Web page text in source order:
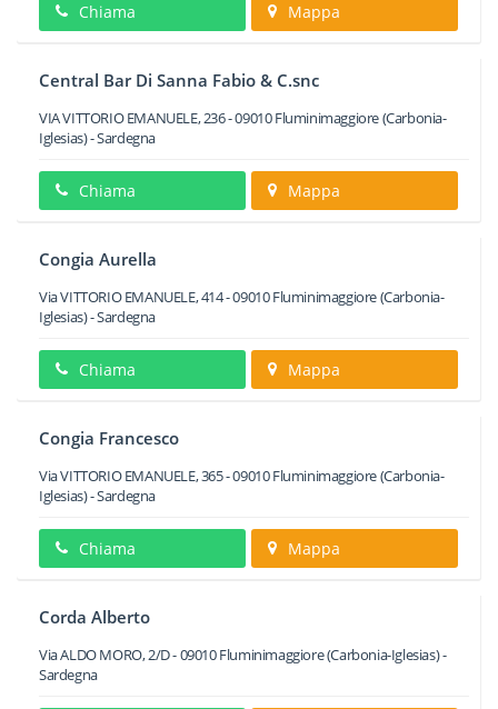
Chiama Mappa
Central Bar Di Sanna Fabio & C.snc
VIA VITTORIO EMANUELE, 236-09010Fluminimaggiore(Carbonia-
Iglesias) -Sardegna
Chiama Mappa
Congia Aurella
Via VITTORIO EMANUELE, 414-09010Fluminimaggiore(Carbonia-
Iglesias) -Sardegna
Chiama Mappa
Congia Francesco
Via VITTORIO EMANUELE, 365-09010Fluminimaggiore(Carbonia-
Iglesias) -Sardegna
Chiama Mappa
Corda Alberto
Via ALDO MORO, 2/D-09010Fluminimaggiore(Carbonia-Iglesias) -
Sardegna